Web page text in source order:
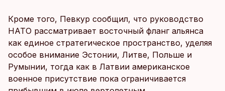
Кроме того, Певкур сообщил, что руководство
НАТО рассматривает восточный фланг альянса
как единое стратегическое пространство, уделяя
особое внимание Эстонии, Литве, Польше и
Румынии, тогда как в Латвии американское
военное присутствие пока ограничивается